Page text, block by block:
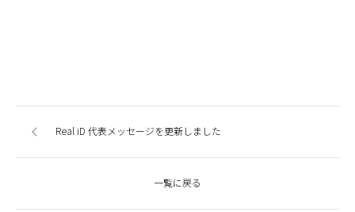
Real iD 代表メッセージを更新しました
一覧に戻る